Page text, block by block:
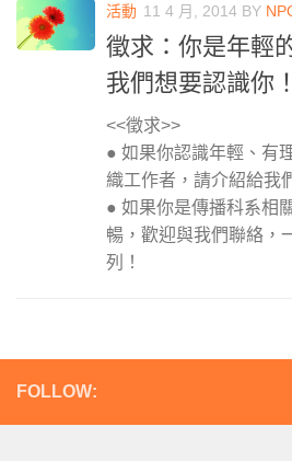
活動 11 4 月, 2014 BY
徵求：你是年輕
我們想要認識你！
<<徵求>>
● 如果你認識年輕、有
織工作者，請介紹給我
● 如果你是傳播科系相
暢，歡迎與我們聯絡，
列！
FOLLOW: